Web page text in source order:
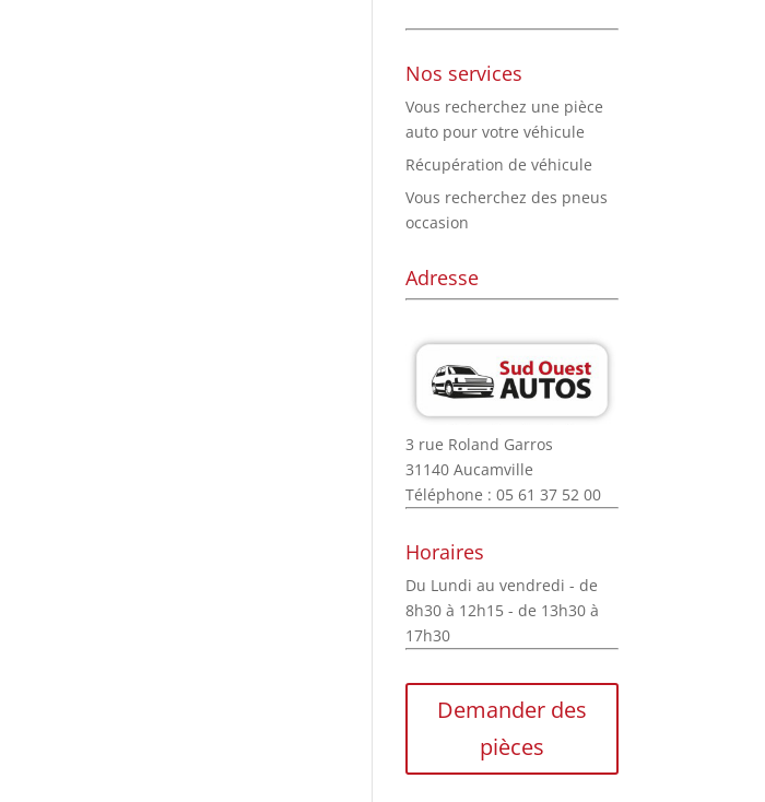
Nos services
Vous recherchez une pièce
auto pour votre véhicule
Récupération de véhicule
Vous recherchez des pneus
occasion
Adresse
3 rue Roland Garros
31140 Aucamville
Téléphone : 05 61 37 52 00
Horaires
Du Lundi au vendredi - de
8h30 à 12h15 - de 13h30 à
17h30
Demander des
pièces